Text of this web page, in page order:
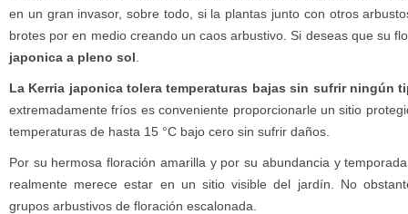
en un gran invasor, sobre todo, si la plantas junto con otros
brotes por en medio creando un caos arbustivo. Si deseas que su
japonica a pleno sol
La Kerria japonica tolera temperaturas bajas sin sufrir ningún
extremadamente fríos es conveniente proporcionarle un sitio
temperaturas de hasta 15 °C bajo cero sin sufrir daños.
Por su hermosa floración amarilla y por su abundancia y
realmente merece estar en un sitio visible del jardín. No
grupos arbustivos de floración escalonada.